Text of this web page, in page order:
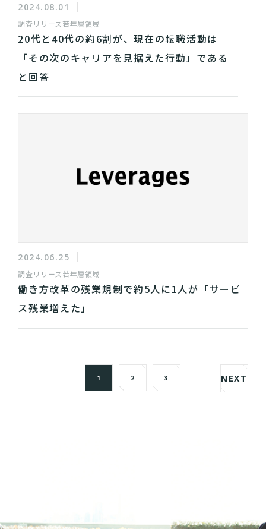
2024.08.01
調査リリース 若年層領域
20代と40代の約6割が、現在の転職活動は
「その次のキャリアを見据えた行動」である
と回答
2024.06.25
調査リリース 若年層領域
働き方改革の残業規制で約5人に1人が「サービ
ス残業増えた」
1 2 3 NEXT